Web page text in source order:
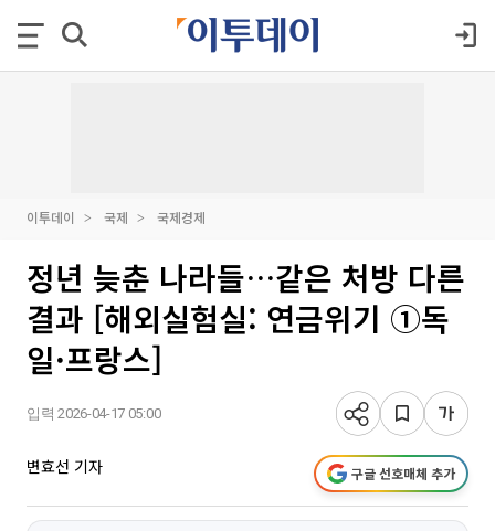
이투데이 국제 국제경제
정년 늦춘 나라들…같은 처방 다른
결과 [해외실험실: 연금위기 ①독
일·프랑스]
입력 2026-04-17 05:00
변효선 기자 구글 선호매체 추가